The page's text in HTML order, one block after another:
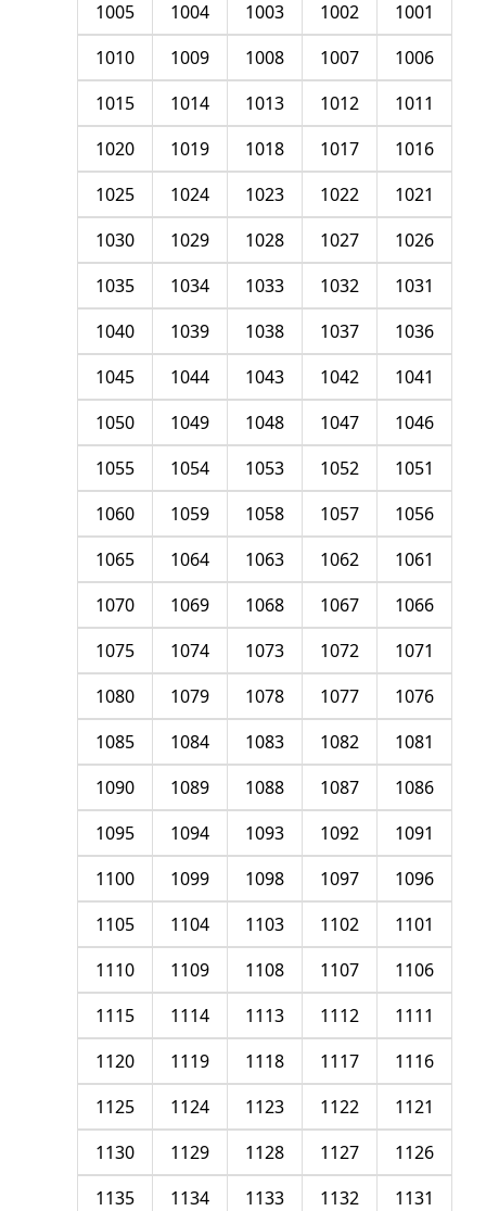
1001
1002
1003
1004
1005
1006
1007
1008
1009
1010
1011
1012
1013
1014
1015
1016
1017
1018
1019
1020
1021
1022
1023
1024
1025
1026
1027
1028
1029
1030
1031
1032
1033
1034
1035
1036
1037
1038
1039
1040
1041
1042
1043
1044
1045
1046
1047
1048
1049
1050
1051
1052
1053
1054
1055
1056
1057
1058
1059
1060
1061
1062
1063
1064
1065
1066
1067
1068
1069
1070
1071
1072
1073
1074
1075
1076
1077
1078
1079
1080
1081
1082
1083
1084
1085
1086
1087
1088
1089
1090
1091
1092
1093
1094
1095
1096
1097
1098
1099
1100
1101
1102
1103
1104
1105
1106
1107
1108
1109
1110
1111
1112
1113
1114
1115
1116
1117
1118
1119
1120
1121
1122
1123
1124
1125
1126
1127
1128
1129
1130
1131
1132
1133
1134
1135